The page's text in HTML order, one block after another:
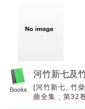
河竹新七及
[河竹新七, 竹
曲全集 ; 第32